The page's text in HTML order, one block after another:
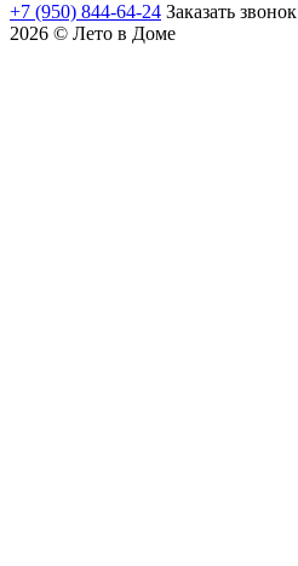
+7 (950) 844-64-24 Заказать звонок
2026 © Лето в Доме